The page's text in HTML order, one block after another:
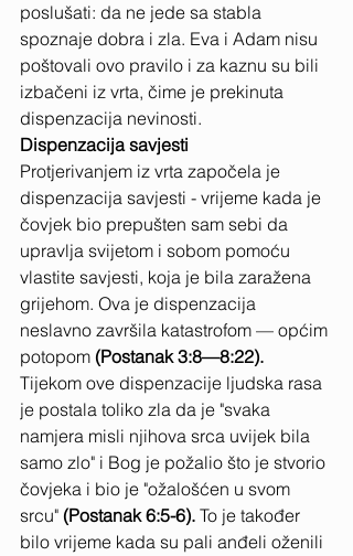
poslušati: da ne jede sa stabla
spoznaje dobra i zla. Eva i Adam nisu
poštovali ovo pravilo i za kaznu su bili
izbačeni iz vrta, čime je prekinuta
dispenzacija nevinosti.
Dispenzacija savjesti
Protjerivanjem iz vrta započela je
dispenzacija savjesti - vrijeme kada je
čovjek bio prepušten sam sebi da
upravlja svijetom i sobom pomoću
vlastite savjesti, koja je bila zaražena
grijehom. Ova je dispenzacija
neslavno završila katastrofom — općim
potopom (Postanak 3:8—8:22).
Tijekom ove dispenzacije ljudska rasa
je postala toliko zla da je "svaka
namjera misli njihova srca uvijek bila
samo zlo" i Bog je požalio što je stvorio
čovjeka i bio je "ožalošćen u svom
srcu" (Postanak 6:5-6). To je također
bilo vrijeme kada su pali anđeli oženili